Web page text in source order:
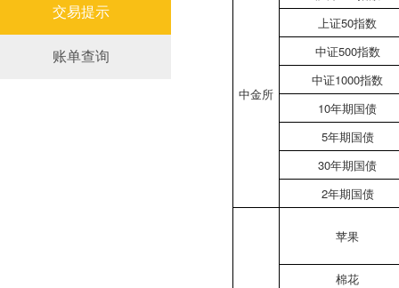
交易提示
账单查询
中金所
上证50指数
中证500指数
中证1000指数
10年期国债
5年期国债
30年期国债
2年期国债
苹果
棉花